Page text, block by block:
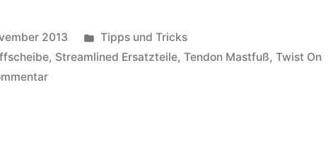
2013
Veröffentlicht
in
Tipps und Tricks
, Streamlined Ersatzteile,Tendon Mastfuß,Twist On
zu